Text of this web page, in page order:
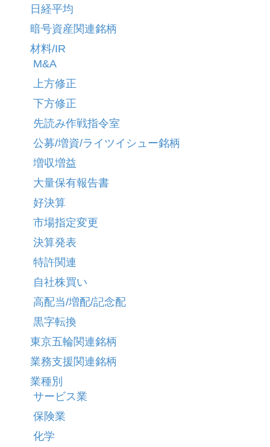
日経平均
暗号資産関連銘柄
材料/IR
M&A
上方修正
下方修正
先読み作戦指令室
公募/増資/ライツイシュー銘柄
増収増益
大量保有報告書
好決算
市場指定変更
決算発表
特許関連
自社株買い
高配当/増配/記念配
黒字転換
東京五輪関連銘柄
業務支援関連銘柄
業種別
サービス業
保険業
化学